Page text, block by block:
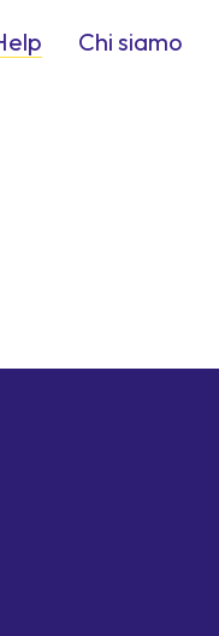
Chi siamo